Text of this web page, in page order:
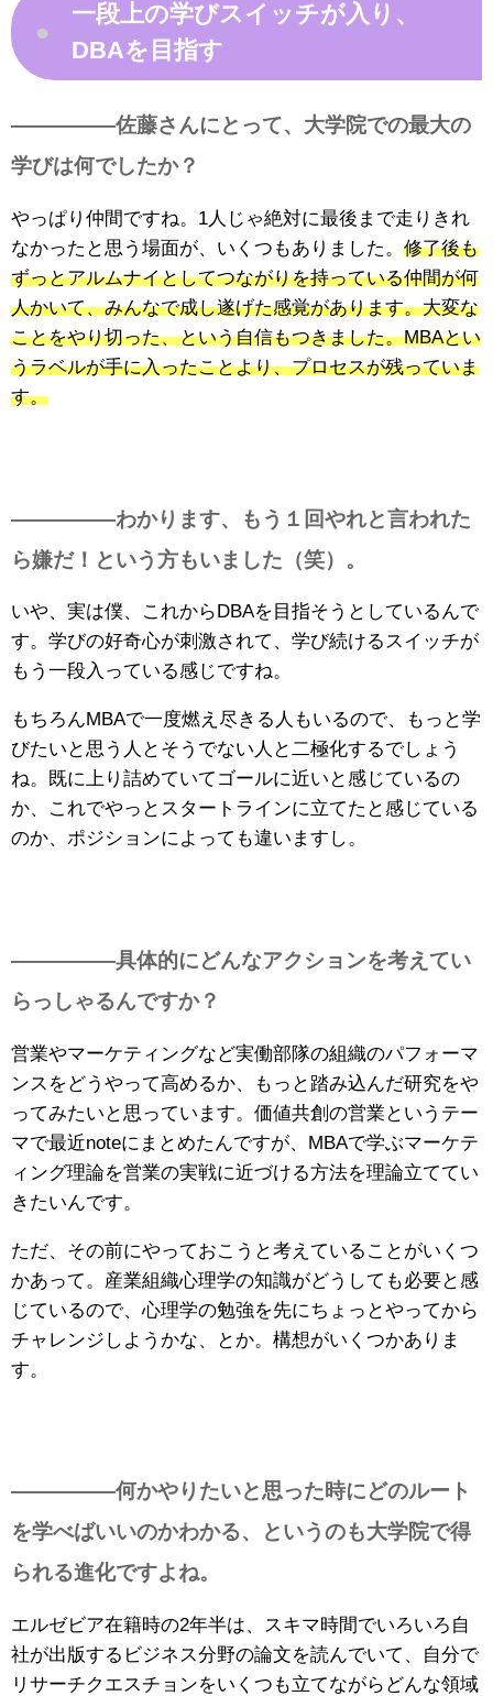
●
一段上の学びスイッチが入り、
DBAを目指す
—————佐藤さんにとって、大学院での最大の
学びは何でしたか？
やっぱり仲間ですね。1人じゃ絶対に最後まで走りきれ
なかったと思う場面が、いくつもありました。 修了後も
ずっとアルムナイとしてつながりを持っている仲間が何
人かいて、みんなで成し遂げた感覚があります。大変な
ことをやり切った、という自信もつきました。MBAとい
うラベルが手に入ったことより、プロセスが残っていま
す。
—————わかります、もう１回やれと言われた
ら嫌だ！という方もいました（笑）。
いや、実は僕、これからDBAを目指そうとしているんで
す。学びの好奇心が刺激されて、学び続けるスイッチが
もう一段入っている感じですね。
もちろんMBAで一度燃え尽きる人もいるので、もっと学
びたいと思う人とそうでない人と二極化するでしょう
ね。既に上り詰めていてゴールに近いと感じているの
か、これでやっとスタートラインに立てたと感じている
のか、ポジションによっても違いますし。
—————具体的にどんなアクションを考えてい
らっしゃるんですか？
営業やマーケティングなど実働部隊の組織のパフォーマ
ンスをどうやって高めるか、もっと踏み込んだ研究をや
ってみたいと思っています。価値共創の営業というテー
マで最近noteにまとめたんですが、MBAで学ぶマーケテ
ィング理論を営業の実戦に近づける方法を理論立ててい
きたいんです。
ただ、その前にやっておこうと考えていることがいくつ
かあって。産業組織心理学の知識がどうしても必要と感
じているので、心理学の勉強を先にちょっとやってから
チャレンジしようかな、とか。構想がいくつかありま
す。
—————何かやりたいと思った時にどのルート
を学べばいいのかわかる、というのも大学院で得
られる進化ですよね。
エルゼビア在籍時の2年半は、スキマ時間でいろいろ自
社が出版するビジネス分野の論文を読んでいて、自分で
リサーチクエスチョンをいくつも立てながらどんな領域